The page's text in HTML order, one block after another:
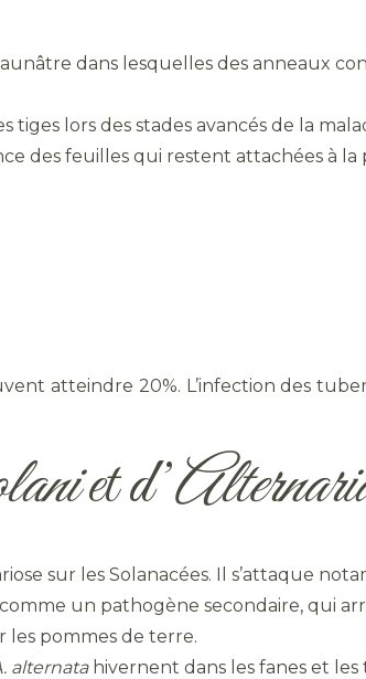
dans lesquelles des anneaux
tiges lors des stades avancés de la
des feuilles qui restent attachées à la
atteindre 20%. L’infection des
et d’
sur les Solanacées. Il s’attaque
un pathogène secondaire, qui
pommes de terre.
alternata hivernent dans les fanes et